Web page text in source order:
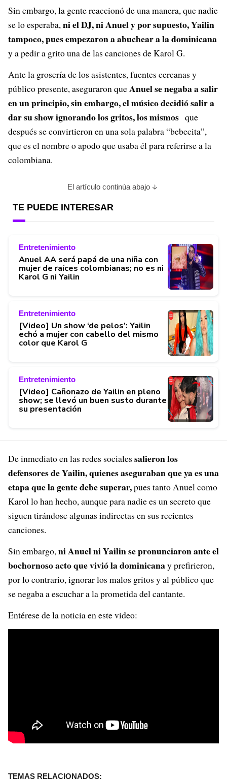
Sin embargo, la gente reaccionó de una manera, que nadie
se lo esperaba,ni el DJ, ni Anuel y por supuesto, Yailin
tampoco, pues empezaron a abuchear a la dominicana
y a pedir a grito una de las canciones de Karol G.
Ante la grosería de los asistentes, fuentes cercanas y
público presente, aseguraron queAnuel se negaba a salir
en un principio, sin embargo, el músico decidió salir a
dar su show ignorando los gritos, los mismos que
después se convirtieron en una sola palabra “bebecita”,
que es el nombre o apodo que usaba él para referirse a la
colombiana.
El artículo continúa abajo
TE PUEDE INTERESAR
Entretenimiento
Anuel AA será papá de una niña con
mujer de raíces colombianas; no es ni
Karol G ni Yailin
Entretenimiento
[Video] Un show ‘de pelos’: Yailin
echó a mujer con cabello del mismo
color que Karol G
Entretenimiento
[Video] Cañonazo de Yailin en pleno
show; se llevó un buen susto durante
su presentación
De inmediato en las redes sociales salieron los
defensores de Yailin, quienes aseguraban que ya es una
etapa que la gente debe superar,pues tanto Anuel como
Karol lo han hecho, aunque para nadie es un secreto que
siguen tirándose algunas indirectas en sus recientes
canciones.
Sin embargo,ni Anuel ni Yailin se pronunciaron ante el
bochornoso acto que vivió la dominicanay prefirieron,
por lo contrario, ignorar los malos gritos y al público que
se negaba a escuchar a la prometida del cantante.
Entérese de la noticia en este video:
TEMAS RELACIONADOS: